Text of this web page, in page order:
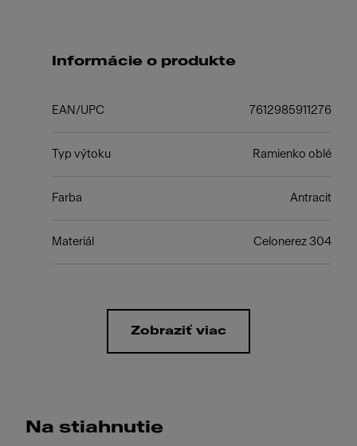
Informácie o produkte
EAN/UPC 7612985911276
Typ výtoku Ramienko oblé
Farba Antracit
Materiál Celonerez 304
Zobraziť viac
Na stiahnutie